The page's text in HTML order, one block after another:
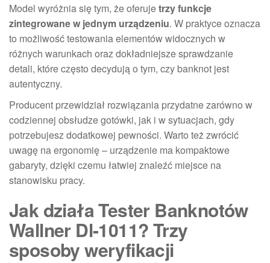
Model wyróżnia się tym, że oferujetrzy funkcje
zintegrowane w jednym urządzeniu. W praktyce oznacza
to możliwość testowania elementów widocznych w
różnych warunkach oraz dokładniejsze sprawdzanie
detali, które często decydują o tym, czy banknot jest
autentyczny.
Producent przewidział rozwiązania przydatne zarówno w
codziennej obsłudze gotówki, jak i w sytuacjach, gdy
potrzebujesz dodatkowej pewności. Warto też zwrócić
uwagę na ergonomię – urządzenie ma kompaktowe
gabaryty, dzięki czemu łatwiej znaleźć miejsce na
stanowisku pracy.
Jak działa Tester Banknotów
Wallner Dl-1011? Trzy
sposoby weryfikacji